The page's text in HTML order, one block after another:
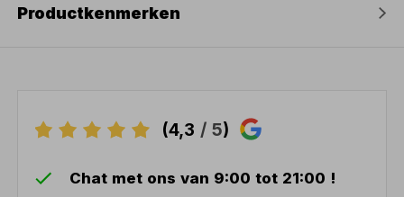
Productkenmerken
(4,3 / 5)
Chat met ons van 9:00 tot 21:00 !